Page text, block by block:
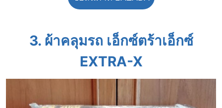
3. ผ้าคลุมรถ เอ็กซ์ตร้าเอ็กซ์
EXTRA-X